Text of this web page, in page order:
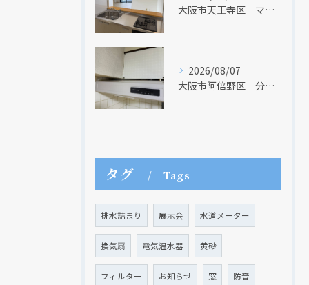
大阪市天王寺区 マンションのキッチン取替及び内装リフォーム工事 クリナップ
2026/08/07
大阪市阿倍野区 分譲マンションのレンジフード取替リフォーム工事 タカラスタンダード
タグ Tags
排水詰まり 展示会 水道メーター
換気扇 電気温水器 黄砂
フィルター お知らせ 窓 防音
クリックでチラシのページにジャンプします
クリックでチラシのページにジャンプします